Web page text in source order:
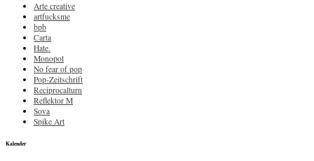
Arte creative
artfucksme
bpb
Carta
Hate.
Monopol
No fear of pop
Pop-Zeitschrift
Reciprocalturn
Reflektor M
Sova
Spike Art
Kalender